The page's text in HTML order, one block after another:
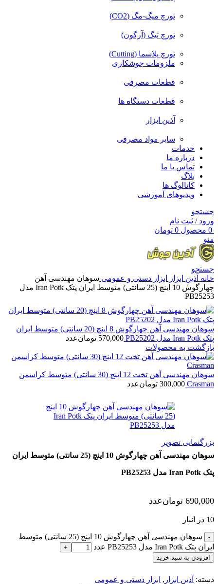
تورچ میگ-مگ (CO2)
تورچ تیگ (آرگون)
تورچ پلاسما (Cutting)
ملزومات جوشکاری
قطعات مصرفی
قطعات دستگاه ها
آذین ابزار
سایر مواد مصرفی
خدمات
درباره ما
تماس با ما
بلاگ
کاتالوگ ها
ویدیوهای آموزشی
جستجو
ورود / ثبت نام
0 محصول 0 تومان
منو
جستجو
خانه آذین ابزار ابزار دستی و عمومی سوهان مهندسی آهن
چهارگوش 10 اینچ (25 سانتی) متوسط ایران پتک Iran Potk مدل
PB25253
سوهان مهندسی آهن چهارگوش 8 اینچ (20 سانتی) متوسط ایران
پتک Iran Potk مدل PB25202
570,000 تومانعدد
بازگشت به محصولات
سوهان مهندسی آهن تخت 12 اینچ (30 سانتی) متوسط کراسمن
Crasman
300,000 تومانعدد
بزرگنمایی تصویر
سوهان مهندسی آهن چهارگوش 10 اینچ (25 سانتی) متوسط ایران
پتک Iran Potk مدل PB25253
690,000 تومانعدد
10 در انبار
سوهان مهندسی آهن چهارگوش 10 اینچ (25 سانتی) متوسط
ایران پتک Iran Potk مدل PB25253 عدد
افزودن به سبد خرید
دسته: آذین ابزار , ابزار دستی و عمومی